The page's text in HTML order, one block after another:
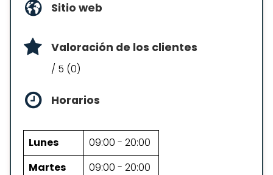
Sitio web
Valoración de los clientes
/ 5 (0)
Horarios
Lunes
09:00 - 20:00
Martes
09:00 - 20:00